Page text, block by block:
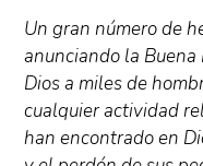
Un gran número de
anunciando la
Dios a miles de
cualquier actividad
han encontrado en